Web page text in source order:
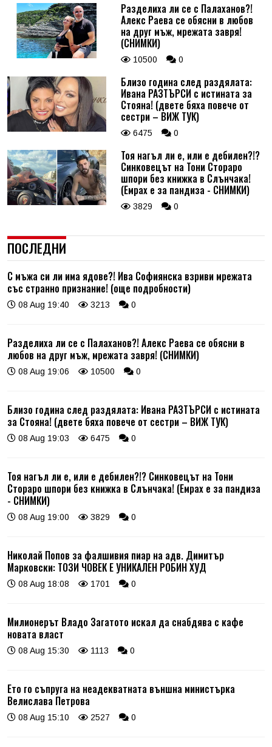
Разделиха ли се с Палаханов?!
Алекс Раева се обясни в любов
на друг мъж, мрежата завря!
(СНИМКИ)
10500 0
Близо година след раздялата:
Ивана РАЗТЪРСИ с истината за
Стояна! (двете бяха повече от
сестри – ВИЖ ТУК)
6475 0
Тоя нагъл ли е, или е дебилен?!?
Синковецът на Тони Стораро
шпори без книжка в Слънчака!
(Емрах е за пандиза - СНИМКИ)
3829 0
ПОСЛЕДНИ
С мъжа си ли има ядове?! Ива Софиянска взриви мрежата
със странно признание! (още подробности)
08 Aug 19:40 3213 0
Разделиха ли се с Палаханов?! Алекс Раева се обясни в
любов на друг мъж, мрежата завря! (СНИМКИ)
08 Aug 19:06 10500 0
Близо година след раздялата: Ивана РАЗТЪРСИ с истината
за Стояна! (двете бяха повече от сестри – ВИЖ ТУК)
08 Aug 19:03 6475 0
Тоя нагъл ли е, или е дебилен?!? Синковецът на Тони
Стораро шпори без книжка в Слънчака! (Емрах е за пандиза
- СНИМКИ)
08 Aug 19:00 3829 0
Николай Попов за фалшивия пиар на адв. Димитър
Марковски: ТОЗИ ЧОВЕК Е УНИКАЛЕН РОБИН ХУД
08 Aug 18:08 1701 0
Милионерът Владо Загатото искал да снабдява с кафе
новата власт
08 Aug 15:30 1113 0
Ето го съпруга на неадекватната външна министърка
Велислава Петрова
08 Aug 15:10 2527 0